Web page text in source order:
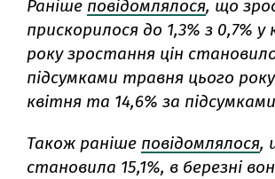
Раніше повідомлялося, що
прискорилося до 1,3% з 0,7% у
року зростання цін
підсумками травня цього
квітня та 14,6% за
Також раніше повідомлялося,
становила 15,1%, в березні